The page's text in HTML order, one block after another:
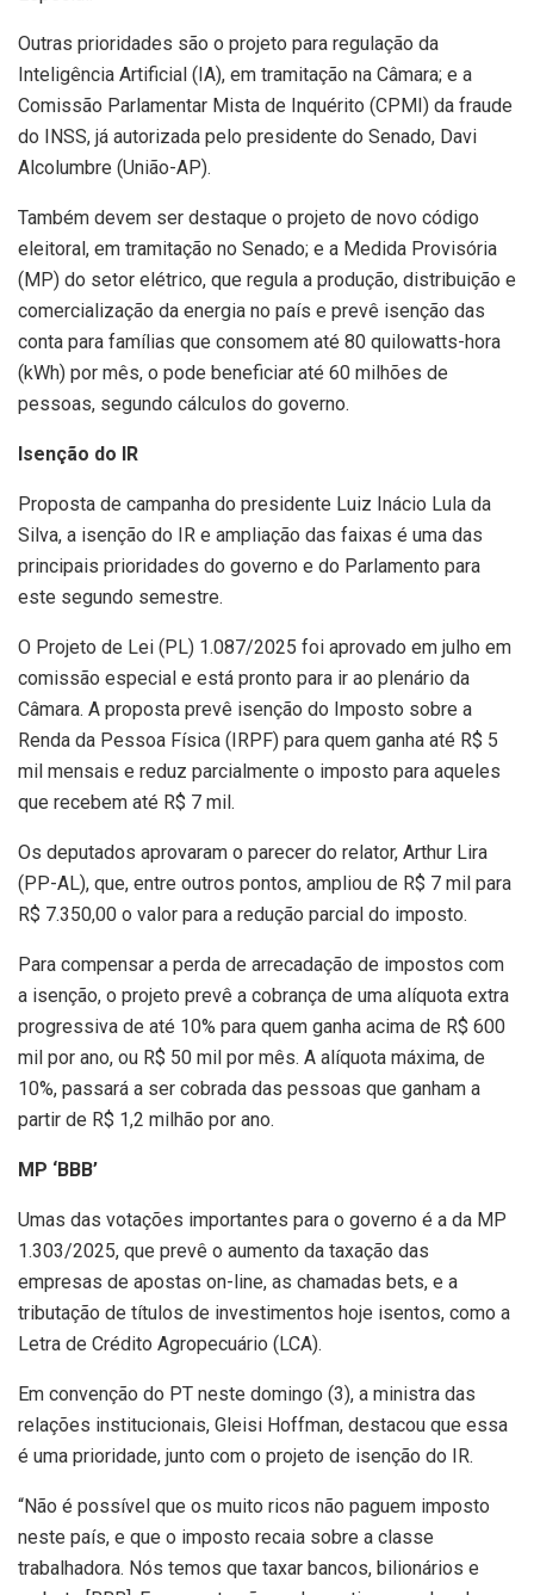
Outras prioridades são o projeto para regulação da
Inteligência Artificial (IA), em tramitação na Câmara; e a
Comissão Parlamentar Mista de Inquérito (CPMI) da fraude
do INSS, já autorizada pelo presidente do Senado, Davi
Alcolumbre (União-AP).
Também devem ser destaque o projeto de novo código
eleitoral, em tramitação no Senado; e a Medida Provisória
(MP) do setor elétrico, que regula a produção, distribuição e
comercialização da energia no país e prevê isenção das
conta para famílias que consomem até 80 quilowatts-hora
(kWh) por mês, o pode beneficiar até 60 milhões de
pessoas, segundo cálculos do governo.
Isenção do IR
Proposta de campanha do presidente Luiz Inácio Lula da
Silva, a isenção do IR e ampliação das faixas é uma das
principais prioridades do governo e do Parlamento para
este segundo semestre.
O Projeto de Lei (PL) 1.087/2025 foi aprovado em julho em
comissão especial e está pronto para ir ao plenário da
Câmara. A proposta prevê isenção do Imposto sobre a
Renda da Pessoa Física (IRPF) para quem ganha até R$ 5
mil mensais e reduz parcialmente o imposto para aqueles
que recebem até R$ 7 mil.
Os deputados aprovaram o parecer do relator, Arthur Lira
(PP-AL), que, entre outros pontos, ampliou de R$ 7 mil para
R$ 7.350,00 o valor para a redução parcial do imposto.
Para compensar a perda de arrecadação de impostos com
a isenção, o projeto prevê a cobrança de uma alíquota extra
progressiva de até 10% para quem ganha acima de R$ 600
mil por ano, ou R$ 50 mil por mês. A alíquota máxima, de
10%, passará a ser cobrada das pessoas que ganham a
partir de R$ 1,2 milhão por ano.
MP ‘BBB’
Umas das votações importantes para o governo é a da MP
1.303/2025, que prevê o aumento da taxação das
empresas de apostas on-line, as chamadas bets, e a
tributação de títulos de investimentos hoje isentos, como a
Letra de Crédito Agropecuário (LCA).
Em convenção do PT neste domingo (3), a ministra das
relações institucionais, Gleisi Hoffman, destacou que essa
é uma prioridade, junto com o projeto de isenção do IR.
“Não é possível que os muito ricos não paguem imposto
neste país, e que o imposto recaia sobre a classe
trabalhadora. Nós temos que taxar bancos, bilionários e